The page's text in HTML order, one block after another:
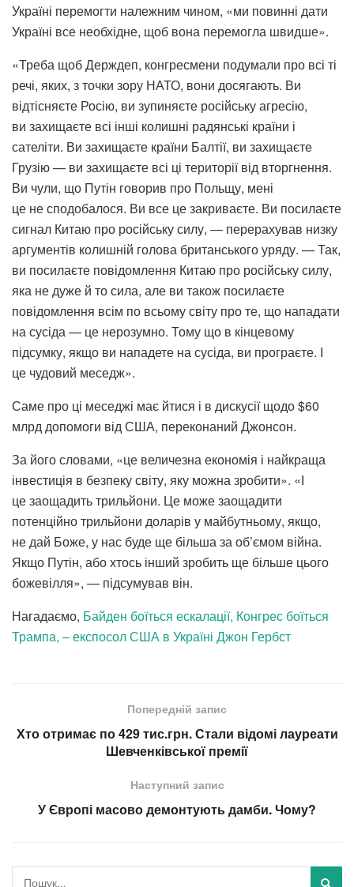
Україні перемогти належним чином, «ми повинні дати
Україні все необхідне, щоб вона перемогла швидше».
«Треба щоб Держдеп, конгресмени подумали про всі ті
речі, яких, з точки зору НАТО, вони досягають. Ви
відтісняєте Росію, ви зупиняєте російську агресію,
ви захищаєте всі інші колишні радянські країни і
сателіти. Ви захищаєте країни Балтії, ви захищаєте
Грузію — ви захищаєте всі ці території від вторгнення.
Ви чули, що Путін говорив про Польщу, мені
це не сподобалося. Ви все це закриваєте. Ви посилаєте
сигнал Китаю про російську силу, — перерахував низку
аргументів колишній голова британського уряду. — Так,
ви посилаєте повідомлення Китаю про російську силу,
яка не дуже й то сила, але ви також посилаєте
повідомлення всім по всьому світу про те, що нападати
на сусіда — це нерозумно. Тому що в кінцевому
підсумку, якщо ви нападете на сусіда, ви програєте. І
це чудовий меседж».
Саме про ці меседжі має йтися і в дискусії щодо $60
млрд допомоги від США, переконаний Джонсон.
За його словами, «це величезна економія і найкраща
інвестиція в безпеку світу, яку можна зробити». «І
це заощадить трильйони. Це може заощадити
потенційно трильйони доларів у майбутньому, якщо,
не дай Боже, у нас буде ще більша за об’ємом війна.
Якщо Путін, або хтось інший зробить ще більше цього
божевілля», — підсумував він.
Нагадаємо, Байден боїться ескалації, Конгрес боїться
Трампа, – експосол США в Україні Джон Гербст
Попередній запис
Хто отримає по 429 тис.грн. Стали відомі лауреати
Шевченківської премії
Наступний запис
У Європі масово демонтують дамби. Чому?